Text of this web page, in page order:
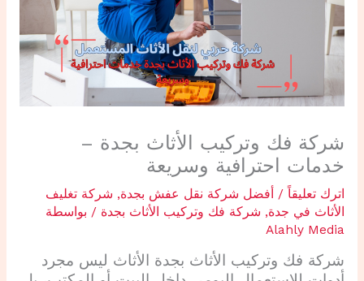
شركة فك وتركيب الأثاث بجدة –
خدمات احترافية وسريعة
اترك تعليقاً / أفضل شركة نقل عفش بجدة, شركة تغليف
الأثاث في جدة, شركة فك وتركيب الأثاث بجدة / بواسطة
Alahly Media
شركة فك وتركيب الأثاث بجدة الأثاث ليس مجرد